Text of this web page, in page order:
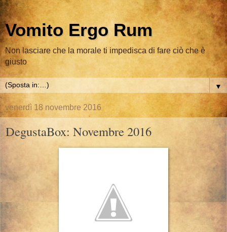
Vomito Ergo Rum
Non lasciare che la morale ti impedisca di fare ciò che è
giusto
▼
venerdì 18 novembre 2016
DegustaBox: Novembre 2016